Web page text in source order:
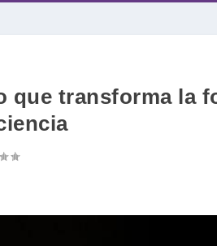
que transforma la